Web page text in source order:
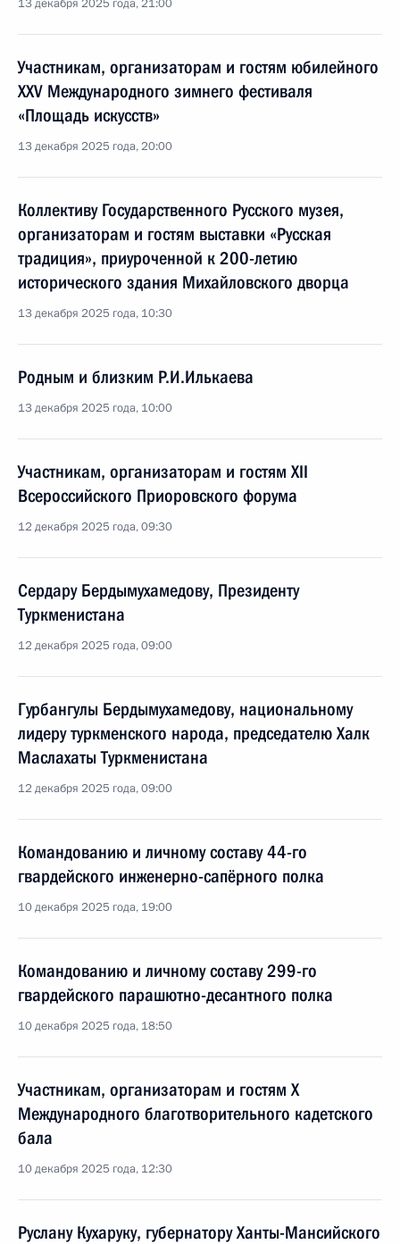
13 декабря 2025 года, 21:00
Участникам, организаторам и гостям юбилейного
XXV Международного зимнего фестиваля
«Площадь искусств»
13 декабря 2025 года, 20:00
Коллективу Государственного Русского музея,
организаторам и гостям выставки «Русская
традиция», приуроченной к 200-летию
исторического здания Михайловского дворца
13 декабря 2025 года, 10:30
Родным и близким Р.И.Илькаева
13 декабря 2025 года, 10:00
Участникам, организаторам и гостям XII
Всероссийского Приоровского форума
12 декабря 2025 года, 09:30
Сердару Бердымухамедову, Президенту
Туркменистана
12 декабря 2025 года, 09:00
Гурбангулы Бердымухамедову, национальному
лидеру туркменского народа, председателю Халк
Маслахаты Туркменистана
12 декабря 2025 года, 09:00
Командованию и личному составу 44-го
гвардейского инженерно-сапёрного полка
10 декабря 2025 года, 19:00
Командованию и личному составу 299-го
гвардейского парашютно-десантного полка
10 декабря 2025 года, 18:50
Участникам, организаторам и гостям X
Международного благотворительного кадетского
бала
10 декабря 2025 года, 12:30
Руслану Кухаруку, губернатору Ханты-Мансийского